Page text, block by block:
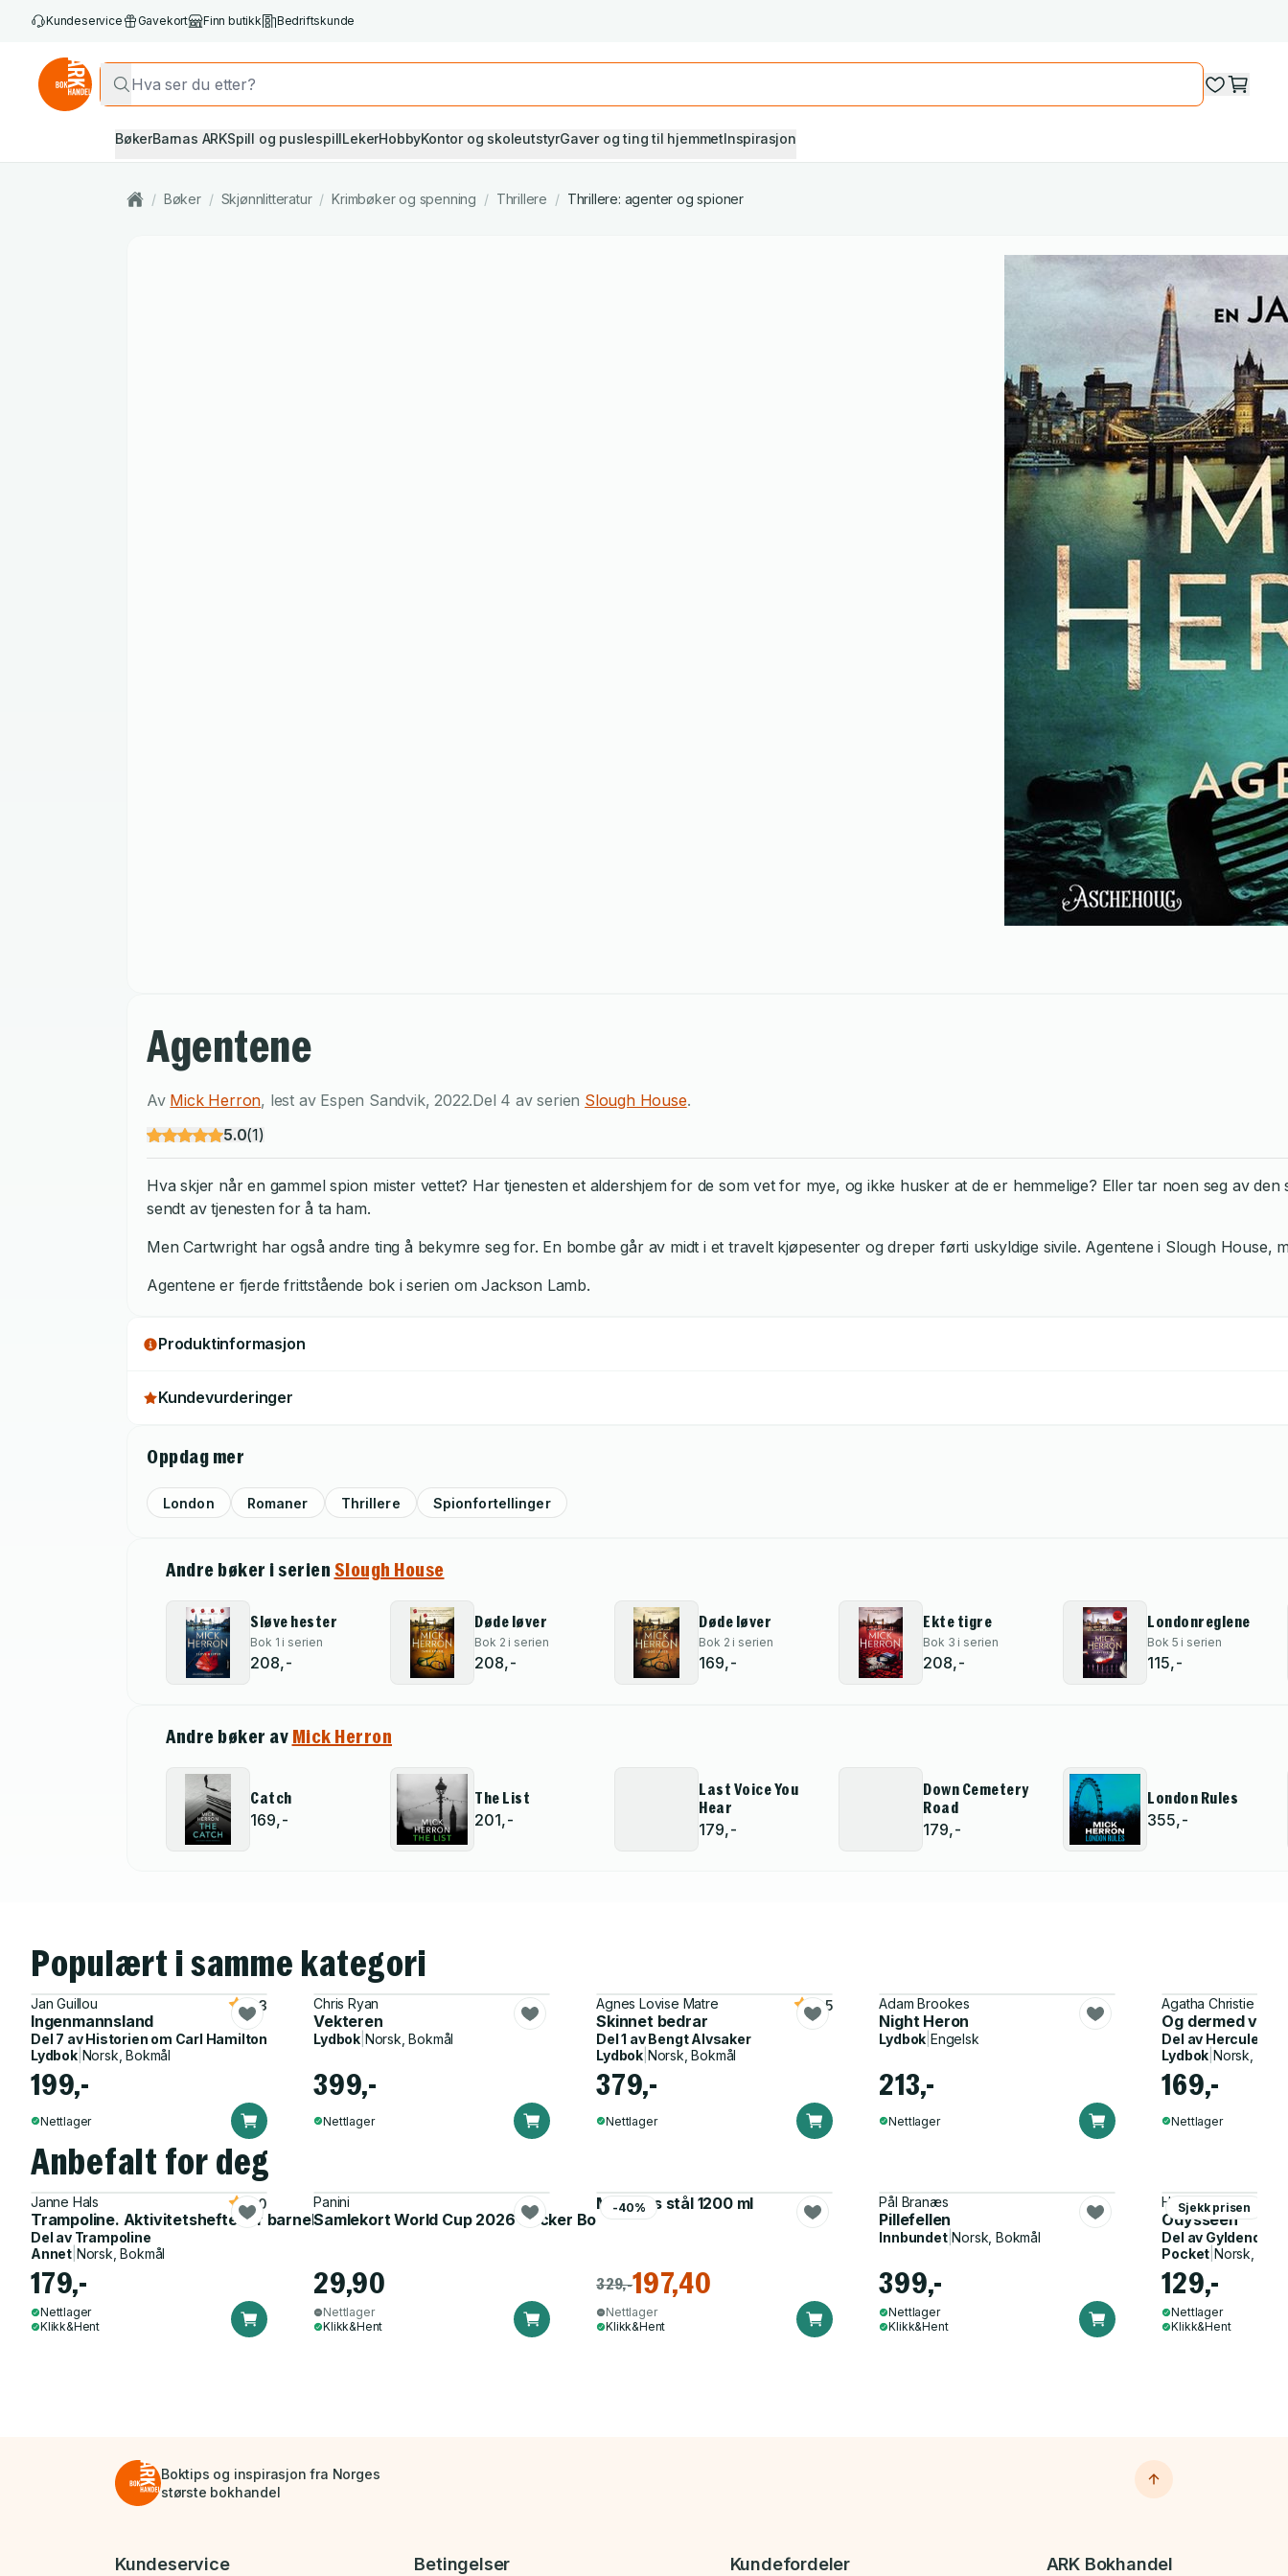
Kundeservice Gavekort Finn butikk Bedriftskunde
BøkerBarnas ARKSpill og puslespillLekerHobbyKontor og skoleutstyrGaver og ting til hjemmetInspirasjon
/ Bøker / Skjønnlitteratur / Krimbøker og spenning / Thrillere / Thrillere: agenter og spioner
Agentene
Av Mick Herron, lest av Espen Sandvik,2022.Del 4 av serien Slough House.
5.0(1)
Hva skjer når en gammel spion mister vettet? Har tjenesten et aldershjem for de som vet for mye, og ikke husker at de er hemmelige? Eller tar noen seg av
sendt av tjenesten for å ta ham.
Men Cartwright har også andre ting å bekymre seg for. En bombe går av midt i et travelt kjøpesenter og dreper førti uskyldige sivile. Agentene i Slough
Agentene er fjerde frittstående bok i serien om Jackson Lamb.
Produktinformasjon
Kundevurderinger
Oppdag mer
London Romaner Thrillere Spionfortellinger
Andre bøker i serien Slough House
Sløve hester
Bok 1 i serien
208,-
Døde løver
Bok 2 i serien
208,-
Døde løver
Bok 2 i serien
169,-
Ekte tigre
Bok 3 i serien
208,-
Londonreglene
Bok 5 i serien
115,-
Andre bøker av Mick Herron
Catch
169,-
The List
201,-
Last Voice You
Hear
179,-
Down Cemetery
Road
179,-
London Rules
355,-
Populært i samme kategori
Jan Guillou
Ingenmannsland
4.3
Del 7 avHistorien om Carl Hamilton
Lydbok| Norsk, Bokmål
199,-
Nettlager
Chris Ryan
Vekteren
Lydbok| Norsk, Bokmål
399,-
Nettlager
Agnes Lovise Matre
Skinnet bedrar
4.5
Del 1 avBengt Alvsaker
Lydbok Norsk, Bokmål
379,-
Nettlager
Adam Brookes
Night Heron
Lydbok Engelsk
213,-
Nettlager
Agatha Christie
Og dermed var
Del av Hercule
Lydbok |Norsk,
169,-
Nettlager
Anbefalt for deg
Janne Hals
Trampoline. Aktivitetshefte for barnehagen
5.0
Del av Trampoline
Annet Norsk, Bokmål
179,-
Nettlager
Klikk&Hent
Panini
Samlekort World Cup 2026 Sticker Booster
29,90
Nettlager
Klikk&Hent
-40%
Matboks stål 1200 ml
329,-197,40
Nettlager
Klikk&Hent
Pål Branæs
Pillefellen
Innbundet|Norsk, Bokmål
399,-
Nettlager
Klikk&Hent
Sjekk prisen
Homer, John
Odysseen
Del av Gyldendal
Pocket |Norsk,
129,-
Nettlager
Klikk&Hent
Boktips og inspirasjon fra Norges
største bokhandel
Bunnmeny
Kundeservice Betingelser Kundefordeler ARK Bokhandel